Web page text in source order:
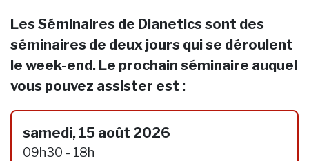
Les Séminaires de Dianetics sont des
séminaires de deux jours qui se déroulent
le week-end. Le prochain séminaire auquel
vous pouvez assister est :
samedi, 15 août 2026
09h30 - 18h